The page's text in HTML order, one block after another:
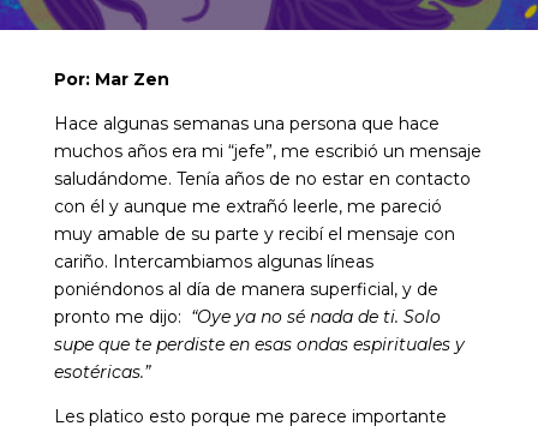
Por: Mar Zen
Hace algunas semanas una persona que hace
muchos años era mi “jefe”, me escribió un mensaje
saludándome. Tenía años de no estar en contacto
con él y aunque me extrañó leerle, me pareció
muy amable de su parte y recibí el mensaje con
cariño. Intercambiamos algunas líneas
poniéndonos al día de manera superficial, y de
pronto me dijo: “Oye ya no sé nada de ti. Solo
supe que te perdiste en esas ondas espirituales y
esotéricas.”
Les platico esto porque me parece importante